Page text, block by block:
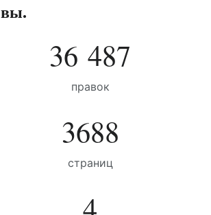
36 487
правок
3688
страниц